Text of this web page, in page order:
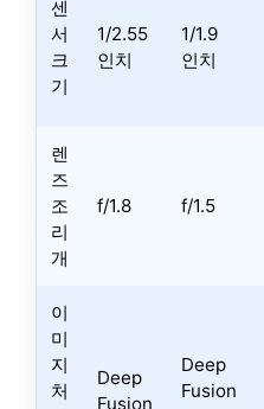
센
서
크
기
1/2.55
인치
1/1.9
인치
렌
즈
조
리
개
f/1.8 f/1.5
이
미
지
처
Deep
Fusion
Deep
Fusion